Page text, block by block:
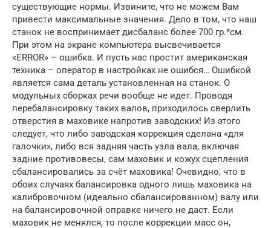
существующие нормы. Извините, что не можем Вам
привести максимальные значения. Дело в том, что наш
станок не воспринимает дисбаланс более 700 гр.*см.
При этом на экране компьютера высвечивается
«ERROR» – ошибка. И пусть нас простит американская
техника – оператор в настройках не ошибся… Ошибкой
является сама деталь установленная на станок. О
модульных сборках речи вообще не идет. Проводя
перебалансировку таких валов, приходилось сверлить
отверстия в маховике напротив заводских! Из этого
следует, что либо заводская коррекция сделана «для
галочки», либо вся задняя часть узла вала, включая
задние противовесы, сам маховик и кожух сцепления
сбалансировались за счёт маховика! Очевидно, что в
обоих случаях балансировка одного лишь маховика на
калибровочном (идеально сбалансированном) валу или
на балансировочной оправке ничего не даст. Если
маховик не менялся, то после коррекции масс он,